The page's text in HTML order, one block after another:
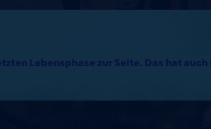
Lebensphase zur Seite. Das hat auch